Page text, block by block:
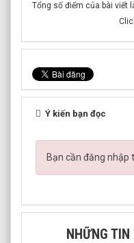
Tổng số điểm của bài viết
Ý kiến bạn đọc
Bạn cần đăng nhập
NHỮNG TIN